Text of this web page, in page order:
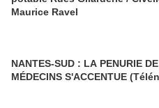
Maurice Ravel
NANTES-SUD : LA PENURIE DE
MÉDECINS S'ACCENTUE